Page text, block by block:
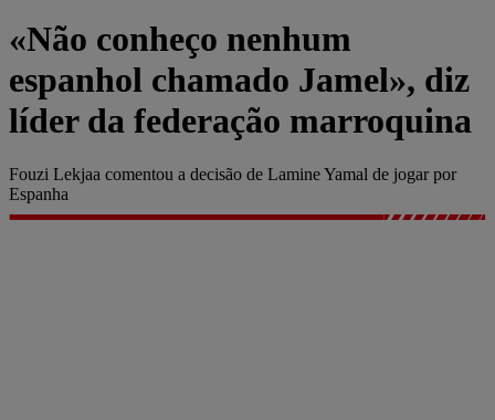
«Não conheço nenhum
espanhol chamado Jamel», diz
líder da federação marroquina
Fouzi Lekjaa comentou a decisão de Lamine Yamal de jogar por
Espanha